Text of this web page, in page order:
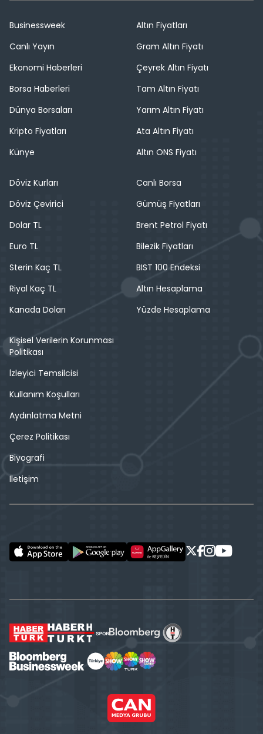
Businessweek
Canlı Yayın
Ekonomi Haberleri
Borsa Haberleri
Dünya Borsaları
Kripto Fiyatları
Künye
Altın Fiyatları
Gram Altın Fiyatı
Çeyrek Altın Fiyatı
Tam Altın Fiyatı
Yarım Altın Fiyatı
Ata Altın Fiyatı
Altın ONS Fiyatı
Döviz Kurları
Döviz Çevirici
Dolar TL
Euro TL
Sterin Kaç TL
Riyal Kaç TL
Kanada Doları
Canlı Borsa
Gümüş Fiyatları
Brent Petrol Fiyatı
Bilezik Fiyatları
BIST 100 Endeksi
Altın Hesaplama
Yüzde Hesaplama
Kişisel Verilerin Korunması
Politikası
İzleyici Temsilcisi
Kullanım Koşulları
Aydınlatma Metni
Çerez Politikası
Biyografi
İletişim